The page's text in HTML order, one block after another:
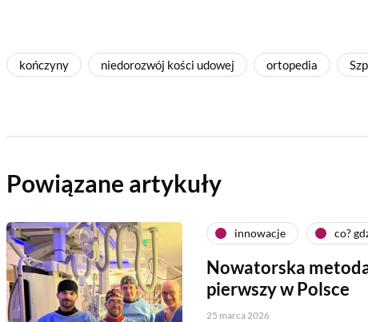
kończyny niedorozwój kości udowej ortopedia
Powiązane artykuły
innowacje co?
Nowatorska
pierwszy w Polsce
25 marca 2026